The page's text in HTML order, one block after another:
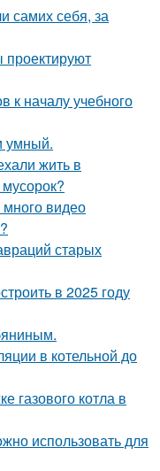
самих себя, за
проектируют
к началу учебного
умный.
жить в
видео
старых
в 2025 году
в котельной до
газового котла в
использовать для